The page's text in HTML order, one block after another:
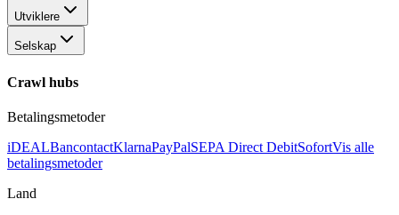
Utviklere
Selskap
Crawl hubs
Betalingsmetoder
iDEALBancontactKlarnaPayPalSEPA Direct DebitSofortVis alle
betalingsmetoder
Land